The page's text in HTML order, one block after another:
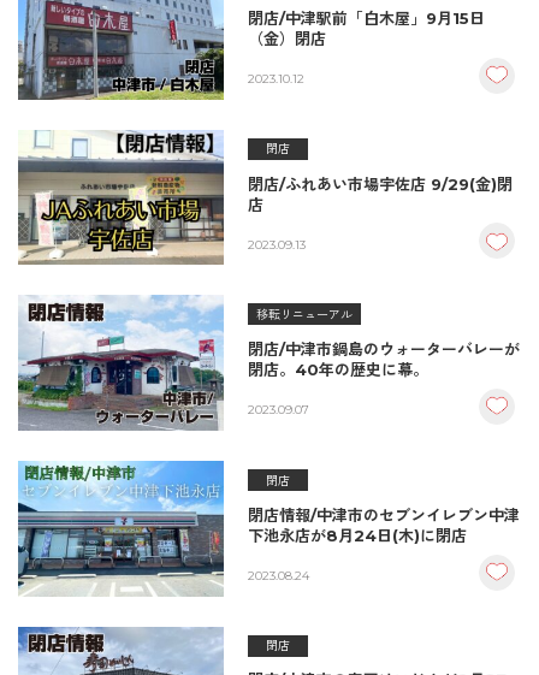
閉店/中津駅前「白木屋」9月15日
（金）閉店
2023.10.12
閉店
閉店/ふれあい市場宇佐店 9/29(金)閉
店
2023.09.13
移転リニューアル
閉店/中津市鍋島のウォーターバレーが
閉店。40年の歴史に幕。
2023.09.07
閉店
閉店情報/中津市のセブンイレブン中津
下池永店が8月24日(木)に閉店
2023.08.24
閉店